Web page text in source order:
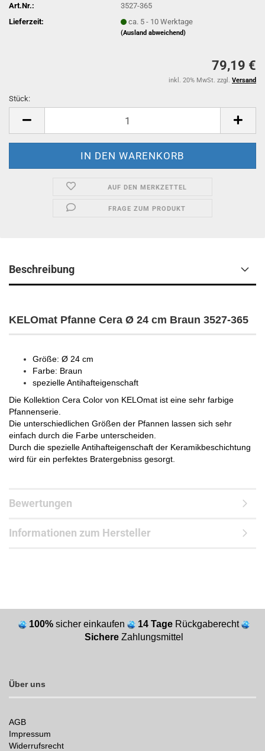
Art.Nr.:
3527-365
Lieferzeit:
ca. 5 - 10 Werktage
(Ausland abweichend)
79,19 €
inkl. 20% MwSt. zzgl. Versand
Stück:
AUF DEN MERKZETTEL
FRAGE ZUM PRODUKT
Beschreibung
KELOmat Pfanne Cera Ø 24 cm Braun 3527-365
Größe: Ø 24 cm
Farbe: Braun
spezielle Antihafteigenschaft
Die Kollektion Cera Color von KELOmat ist eine sehr farbige
Pfannenserie.
Die unterschiedlichen Größen der Pfannen lassen sich sehr
einfach durch die Farbe unterscheiden.
Durch die spezielle Antihafteigenschaft der Keramikbeschichtung
wird für ein perfektes Bratergebniss gesorgt.
Bewertungen
Informationen zum Hersteller
100% sicher einkaufen 14 Tage Rückgaberecht
Sichere Zahlungsmittel
Über uns
AGB
Impressum
Widerrufsrecht